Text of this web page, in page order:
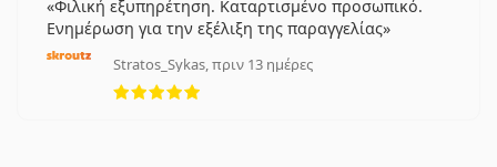
Φιλική εξυπηρέτηση. Καταρτισμένο προσωπικό.
Ενημέρωση για την εξέλιξη της παραγγελίας
Stratos_Sykas, πριν 13 ημέρες
5 αξιολογήσεις από 5